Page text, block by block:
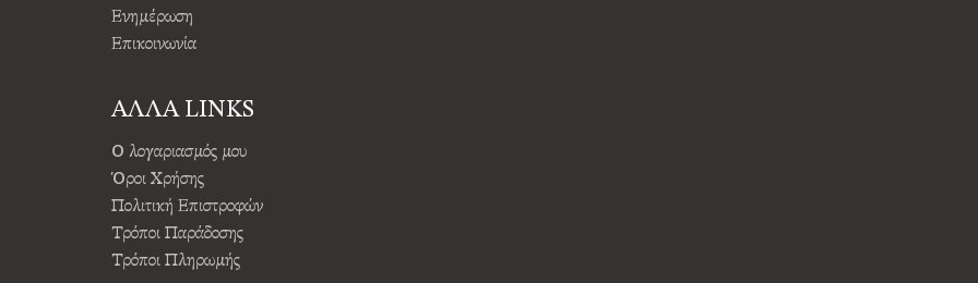
Ενημέρωση
Επικοινωνία
ΑΛΛΑ LINKS
Ο λογαριασμός μου
Όροι Χρήσης
Πολιτική Επιστροφών
Τρόποι Παράδοσης
Τρόποι Πληρωμής